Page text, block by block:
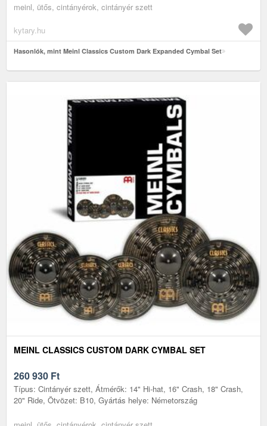
meinl, ütős, cintányérok, cintányér szett
kytary.hu
Hasonlók, mint Meinl Classics Custom Dark Expanded Cymbal Set
MEINL CLASSICS CUSTOM DARK CYMBAL SET
260 930 Ft
Típus: Cintányér szett, Átmérők: 14" Hi-hat, 16" Crash, 18" Crash,
20" Ride, Ötvözet: B10, Gyártás helye: Németország